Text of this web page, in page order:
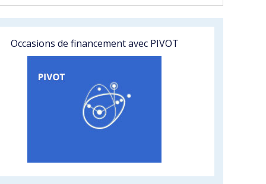
Occasions de financement avec PIVOT